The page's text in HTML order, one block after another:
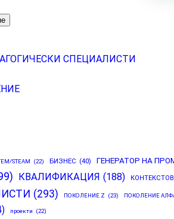
СПЕЦИАЛИСТИ
STEAM (22) БИЗНЕС (40) ГЕНЕРАТОР НА
КВАЛИФИКАЦИЯ (188)
(293) ПОКОЛЕНИЕ Z (23) ПОКОЛЕНИЕ
проекти (22)